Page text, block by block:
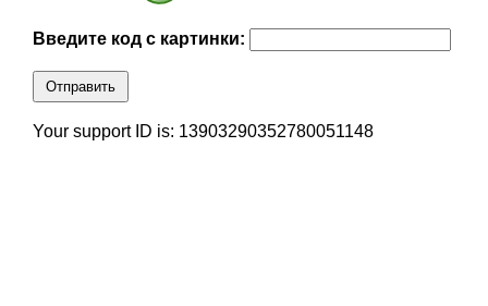
Введите код с картинки:
Отправить
Your support ID is: 13903290352780051148